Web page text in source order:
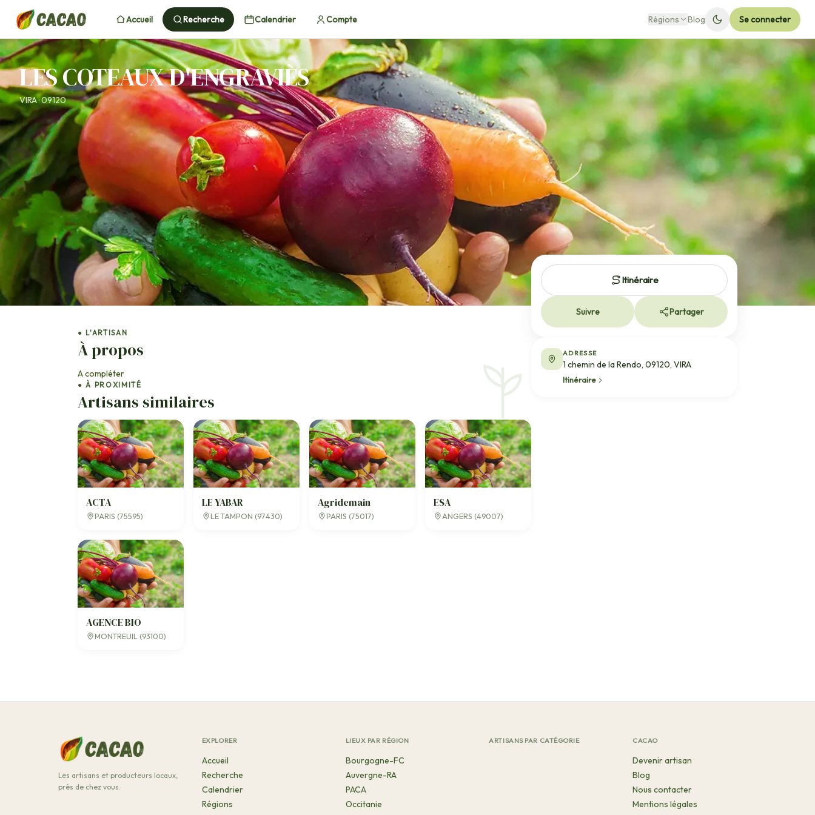
Accueil Recherche Calendrier Compte Régions Blog Se connecter
LES COTEAUX D'ENGRAVIÈS
VIRA · 09120
● L'ARTISAN
À propos
A compléter
● À PROXIMITÉ
Artisans similaires
ACTA
PARIS (75595)
LE YABAR
LE TAMPON (97430)
Agridemain
PARIS (75017)
ESA
ANGERS (49007)
AGENCE BIO
MONTREUIL (93100)
Itinéraire
Suivre Partager
ADRESSE
1 chemin de la Rendo, 09120, VIRA
Itinéraire
Les artisans et producteurs locaux,
près de chez vous.
EXPLORER
Accueil
Recherche
Calendrier
Régions
LIEUX PAR RÉGION
Bourgogne-FC
Auvergne-RA
PACA
Occitanie
ARTISANS PAR CATÉGORIE CACAO
Devenir artisan
Blog
Nous contacter
Mentions légales